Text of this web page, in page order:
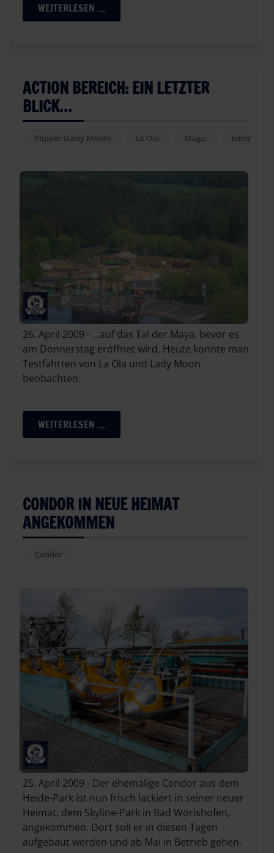
WEITERLESEN …
ACTION BEREICH: EIN LETZTER
BLICK…
Flipper (Lady Moon) La Ola Magic Enterprise
26. April 2009 - …auf das Tal der Maya, bevor es
am Donnerstag eröffnet wird. Heute konnte man
Testfahrten von La Ola und Lady Moon
beobachten.
WEITERLESEN …
CONDOR IN NEUE HEIMAT
ANGEKOMMEN
Condor
25. April 2009 - Der ehemalige Condor aus dem
Heide-Park ist nun frisch lackiert in seiner neuer
Heimat, dem Skyline-Park in Bad Wörishofen,
angekommen. Dort soll er in diesen Tagen
aufgebaut werden und ab Mai in Betrieb gehen.